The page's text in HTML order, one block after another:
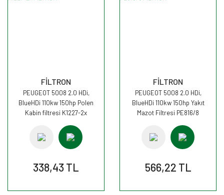
FİLTRON
PEUGEOT 5008 2.0 HDi,
BlueHDi 110kw 150hp Polen
Kabin filtresi K1227-2x
338,43 TL
FİLTRON
PEUGEOT 5008 2.0 HDi,
BlueHDi 110kw 150hp Yakıt
Mazot Filtresi PE816/8
566,22 TL